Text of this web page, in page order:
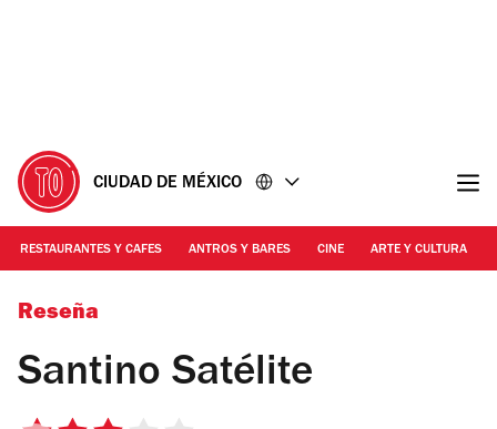
CIUDAD DE MÉXICO
RESTAURANTES Y CAFES ANTROS Y BARES CINE ARTE Y CULTURA
Foto: Loops Sandoval
Reseña
Santino Satélite